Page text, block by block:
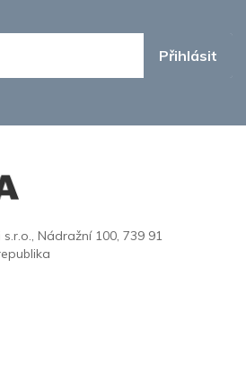
Přihlásit
Nádražní 100, 739 91